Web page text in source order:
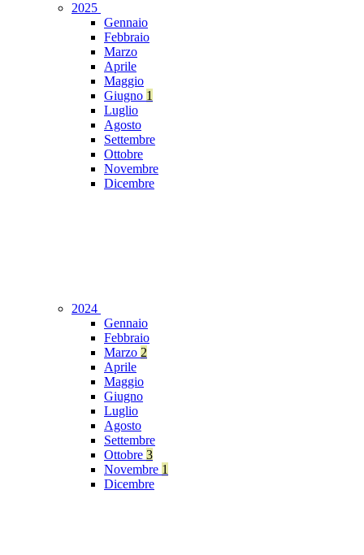
2025
Gennaio
Febbraio
Marzo
Aprile
Maggio
Giugno 1
Luglio
Agosto
Settembre
Ottobre
Novembre
Dicembre
2024
Gennaio
Febbraio
Marzo 2
Aprile
Maggio
Giugno
Luglio
Agosto
Settembre
Ottobre 3
Novembre 1
Dicembre